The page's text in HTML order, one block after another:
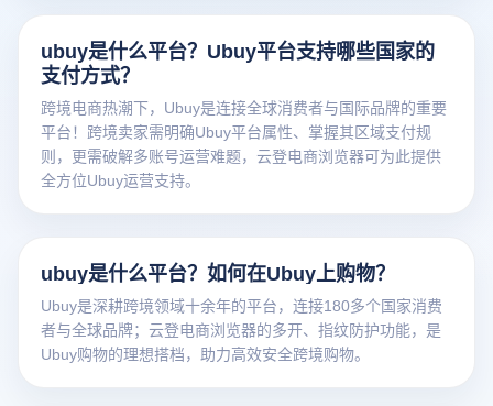
ubuy是什么平台？Ubuy平台支持哪些国家的
支付方式？
跨境电商热潮下，Ubuy是连接全球消费者与国际品牌的重要
平台！跨境卖家需明确Ubuy平台属性、掌握其区域支付规
则，更需破解多账号运营难题，云登电商浏览器可为此提供
全方位Ubuy运营支持。
ubuy是什么平台？如何在Ubuy上购物？
Ubuy是深耕跨境领域十余年的平台，连接180多个国家消费
者与全球品牌；云登电商浏览器的多开、指纹防护功能，是
Ubuy购物的理想搭档，助力高效安全跨境购物。